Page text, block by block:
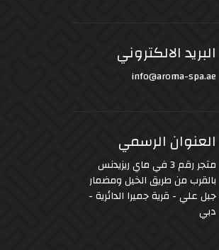
البريد الالكتروني
info@aroma-spa.ae
العنوان الرسمي
متجر رقم 3 في ماي ريزيدنس
بالقرب من طريق الخيل ومضمار
جبل علي - قرية جميرا الدائرية -
دبي